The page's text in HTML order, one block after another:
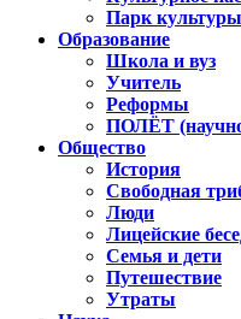
Парк
Образование
Школа и вуз
Учитель
Реформы
ПОЛЁТ
Общество
История
Свободная
Люди
Лицейские
Семья и дети
Путешествие
Утраты